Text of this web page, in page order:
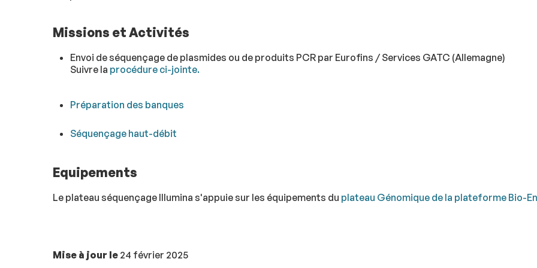
Missions et Activités
Envoi de séquençage de plasmides ou de produits PCR par Eurofins / Services GATC (Allemagne)
Suivre la procédure ci-jointe.
Préparation des banques
Séquençage haut-débit
Equipements
Le plateau séquençage Illumina s'appuie sur les équipements du plateau Génomique de la plateforme Bio-
Mise à jour le 24 février 2025